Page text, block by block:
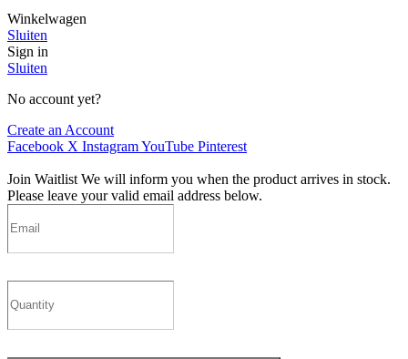
Winkelwagen
Sluiten
Sign in
Sluiten
No account yet?
Create an Account
Facebook X InstagramYouTube Pinterest
Join Waitlist We will inform you when the product arrives in stock.
Please leave your valid email address below.